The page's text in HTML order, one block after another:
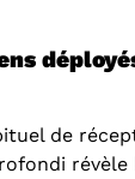
de
révèle